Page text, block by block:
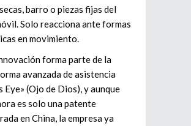
barro o piezas fijas del
Solo reacciona ante formas
en movimiento.
forma parte de la
avanzada de asistencia
Eye» (Ojo de Dios), y aunque
es solo una patente
en China, la empresa ya